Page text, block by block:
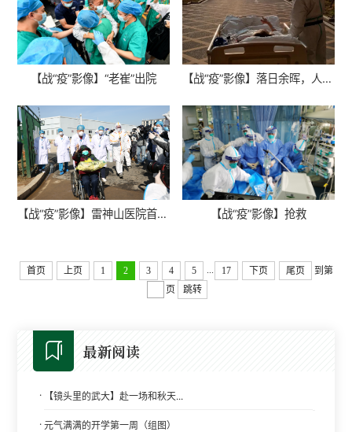
【战“疫”影像】“老崔”出院 【战“疫”影像】落日余晖，人间值得！
【战“疫”影像】雷神山医院首位患者出院 【战“疫”影像】抢救
首页 上页 1 2 3 4 5 ... 17 下页 尾页
到第
页
跳转
最新阅读
· 【镜头里的武大】赴一场和秋天...
· 元气满满的开学第一周（组图）